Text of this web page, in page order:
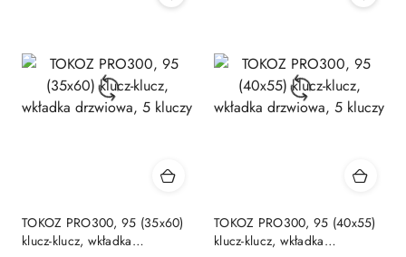
TOKOZ PRO300, 95 (35x60)
klucz-klucz, wkładka
TOKOZ PRO300, 95 (40x55)
klucz-klucz, wkładka